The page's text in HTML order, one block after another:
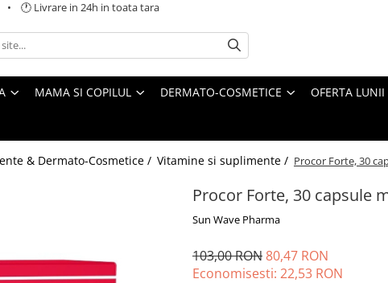
• 🕐 Livrare in 24h in toata tara
MAMA SI COPILUL DERMATO-COSMETICE OFERTA LUNII
& Dermato-Cosmetice / Vitamine si suplimente / Procor Forte, 30
Procor Forte, 30 capsule
Sun Wave Pharma
103,00 RON80,47 RON
Economisesti: 22,53 RON